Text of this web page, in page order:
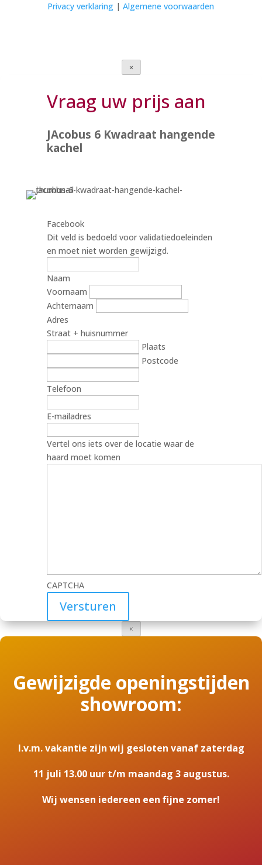
Privacy verklaring |Algemene voorwaarden
×
Vraag uw prijs aan
JAcobus 6 Kwadraat hangende
kachel
Facebook
Dit veld is bedoeld voor validatiedoeleinden
en moet niet worden gewijzigd.
Naam
Voornaam
Achternaam
Adres
Straat + huisnummer
Plaats
Postcode
Telefoon
E-mailadres
Vertel ons iets over de locatie waar de
haard moet komen
CAPTCHA
×
Gewijzigde openingstijden
showroom:
I.v.m. vakantie zijn wij gesloten vanaf zaterdag
11 juli 13.00 uur t/m maandag 3 augustus.
Wij wensen iedereen een fijne zomer!